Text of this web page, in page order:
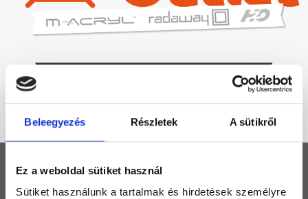
Beleegyezés Részletek A sütikről
Ez a weboldal sütiket használ
Sütiket használunk a tartalmak és hirdetések személyre
TERMÉKEK